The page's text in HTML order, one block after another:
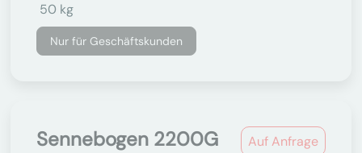
50 kg
Nur für Geschäftskunden
Auf Anfrage
Sennebogen 2200G